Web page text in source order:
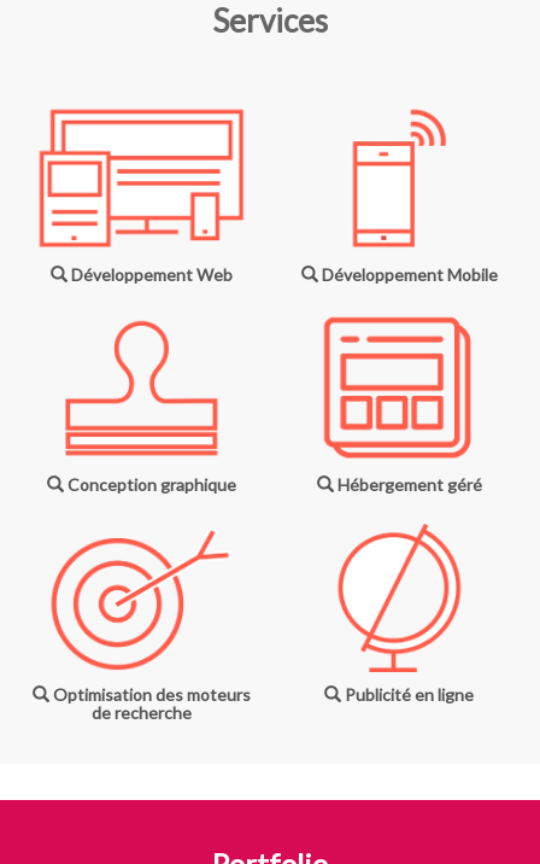
Services
Développement Web Développement Mobile
Conception graphique Hébergement géré
Optimisation des moteurs
de recherche
Publicité en ligne